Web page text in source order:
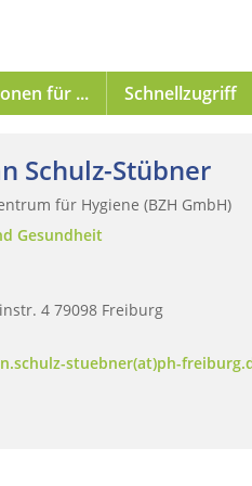
für ... Schnellzugriff
Schulz-Stübner
für Hygiene (BZH GmbH)
Gesundheit
4 79098 Freiburg
stuebner(at)ph-